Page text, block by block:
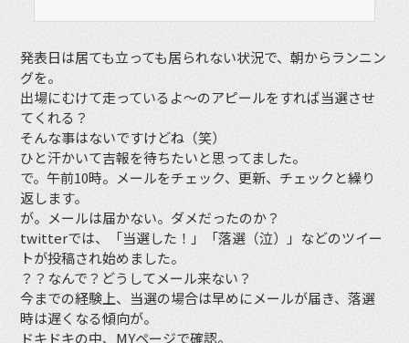
発表日は居ても立っても居られない状況で、朝からランニン
グを。
出場にむけて走っているよ〜のアピールをすれば当選させ
てくれる？
そんな事はないですけどね（笑）
ひと汗かいて吉報を待ちたいと思ってました。
で。午前10時。メールをチェック、更新、チェックと繰り
返します。
が。メールは届かない。ダメだったのか？
twitterでは、「当選した！」「落選（泣）」などのツイー
トが投稿され始めました。
？？なんで？どうしてメール来ない？
今までの経験上、当選の場合は早めにメールが届き、落選
時は遅くなる傾向が。
ドキドキの中、MYページで確認。